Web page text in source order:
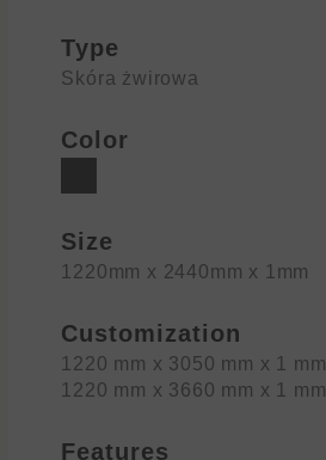
Type
Skóra żwirowa
Color
Size
1220mm x 2440mm x 1mm
Customization
1220 mm x 3050 mm x 1 mm
1220 mm x 3660 mm x 1 mm
Features